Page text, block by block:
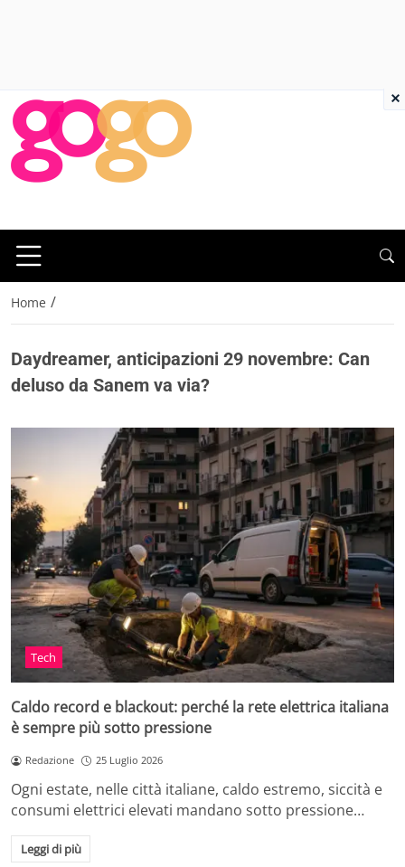
Home /
Daydreamer, anticipazioni 29 novembre: Can
deluso da Sanem va via?
Tech
Caldo record e blackout: perché la rete elettrica italiana
è sempre più sotto pressione
Redazione 25 Luglio 2026
Ogni estate, nelle città italiane, caldo estremo, siccità e
consumi elettrici elevati mandano sotto pressione…
Leggi di più
×